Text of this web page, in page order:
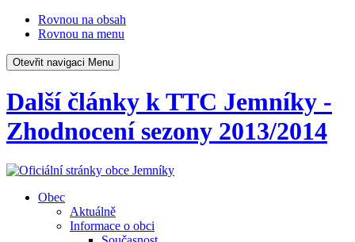
Rovnou na obsah
Rovnou na menu
Otevřit navigaci Menu
Další články k TTC Jemníky -
Zhodnocení sezony 2013/2014
Obec
Aktuálně
Informace o obci